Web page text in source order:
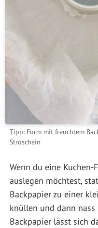
Tipp: Form mit freuchtem
Stroschein
Wenn du eine
auslegen möchtest,
Backpapier zu einer
knüllen und dann nass
Backpapier lässt sich